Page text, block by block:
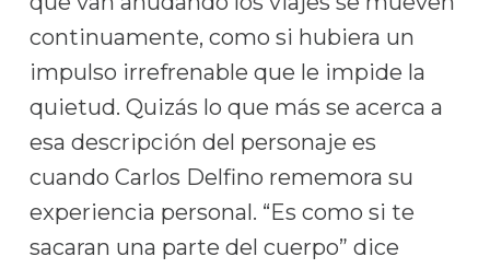
continuamente, como si hubiera un
impulso irrefrenable que le impide la
quietud. Quizás lo que más se acerca a
esa descripción del personaje es
cuando Carlos Delfino rememora su
experiencia personal. “Es como si te
sacaran una parte del cuerpo” dice